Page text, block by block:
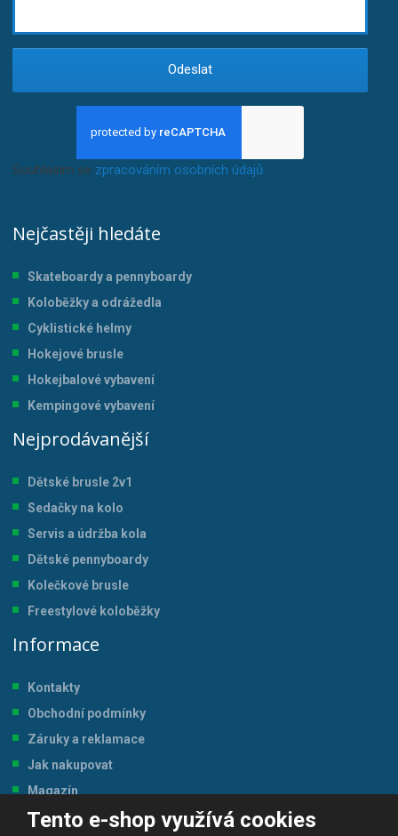
Tento e-shop využívá cookies
Odeslat
Souhlasím se zpracováním osobních údajů
Nejčastěji hledáte
Skateboardy a pennyboardy
Koloběžky a odrážedla
Cyklistické helmy
Hokejové brusle
Hokejbalové vybavení
Kempingové vybavení
Nejprodávanější
Dětské brusle 2v1
Sedačky na kolo
Servis a údržba kola
Dětské pennyboardy
Kolečkové brusle
Freestylové koloběžky
Informace
Kontakty
Obchodní podmínky
Záruky a reklamace
Jak nakupovat
Magazín
Tabulka velikostí